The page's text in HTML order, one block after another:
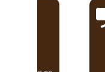
comprar carpete para
comprar carpete para